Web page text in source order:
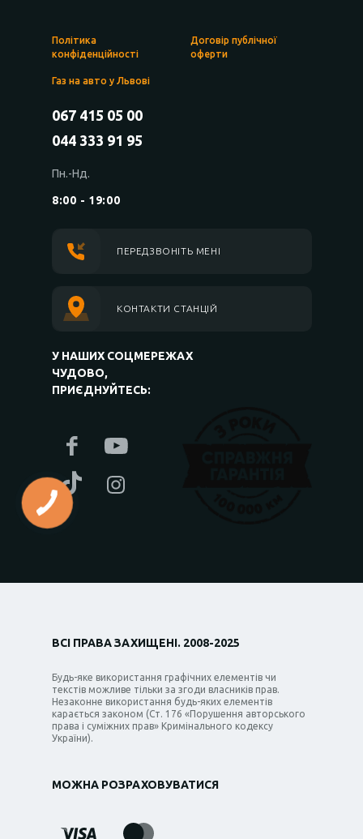
Політика
конфіденційності
Договір публічної
оферти
Газ на авто у Львові
067 415 05 00
044 333 91 95
Пн.-Нд.
8:00 - 19:00
ПЕРЕДЗВОНІТЬ МЕНІ
КОНТАКТИ СТАНЦІЙ
У НАШИХ СОЦМЕРЕЖАХ
ЧУДОВО,
ПРИЄДНУЙТЕСЬ:
ВСІ ПРАВА ЗАХИЩЕНІ. 2008-2025
Будь-яке використання графічних елементів чи
текстів можливе тільки за згоди власників прав.
Незаконне використання будь-яких елементів
карається законом (Ст. 176 «Порушення авторського
права і суміжних прав» Кримінального кодексу
України).
МОЖНА РОЗРАХОВУВАТИСЯ